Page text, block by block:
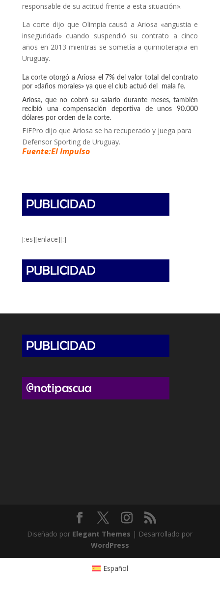
responsable de su actitud frente a esta situación».
La corte dijo que Olimpia causó a Ariosa «angustia e
inseguridad» cuando suspendió su contrato a cinco
años en 2013 mientras se sometía a quimioterapia en
Uruguay.
La corte otorgó a Ariosa el 7% del valor total del contrato
por «daños morales» ya que el club actuó del mala fe.
Ariosa, que no cobró su salario durante meses, también
recibió una compensación deportiva de unos 90.000
dólares por orden de la corte.
FIFPro dijo que Ariosa se ha recuperado y juega para
Defensor Sporting de Uruguay.
Fuente:El Impulso
[:es][enlace][:]
Diseñado por Elegant Themes | Desarrollado por
WordPress
Español